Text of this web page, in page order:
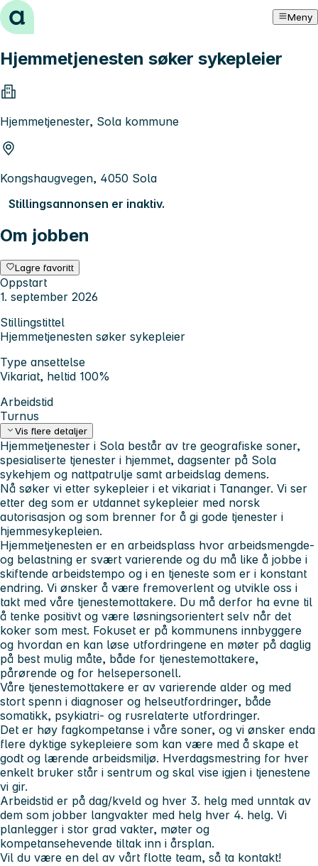
Hopp til innhold Meny
Hjemmetjenesten søker sykepleier
Hjemmetjenester, Sola kommune
Kongshaugvegen, 4050 Sola
Stillingsannonsen er inaktiv.
Om jobben
Lagre favoritt
Oppstart
1. september 2026
Stillingstittel
Hjemmetjenesten søker sykepleier
Type ansettelse
Vikariat, heltid 100%
Arbeidstid
Turnus
Vis flere detaljer
Hjemmetjenester i Sola består av tre geografiske soner,
spesialiserte tjenester i hjemmet, dagsenter på Sola
sykehjem og nattpatrulje samt arbeidslag demens.
Nå søker vi etter sykepleier i et vikariat i Tananger. Vi ser
etter deg som er utdannet sykepleier med norsk
autorisasjon og som brenner for å gi gode tjenester i
hjemmesykepleien.
Hjemmetjenesten er en arbeidsplass hvor arbeidsmengde-
og belastning er svært varierende og du må like å jobbe i
skiftende arbeidstempo og i en tjeneste som er i konstant
endring. Vi ønsker å være fremoverlent og utvikle oss i
takt med våre tjenestemottakere. Du må derfor ha evne til
å tenke positivt og være løsningsorientert selv når det
koker som mest. Fokuset er på kommunens innbyggere
og hvordan en kan løse utfordringene en møter på daglig
på best mulig måte, både for tjenestemottakere,
pårørende og for helsepersonell.
Våre tjenestemottakere er av varierende alder og med
stort spenn i diagnoser og helseutfordringer, både
somatikk, psykiatri- og rusrelaterte utfordringer.
Det er høy fagkompetanse i våre soner, og vi ønsker enda
flere dyktige sykepleiere som kan være med å skape et
godt og lærende arbeidsmiljø. Hverdagsmestring for hver
enkelt bruker står i sentrum og skal vise igjen i tjenestene
vi gir.
Arbeidstid er på dag/kveld og hver 3. helg med unntak av
dem som jobber langvakter med helg hver 4. helg. Vi
planlegger i stor grad vakter, møter og
kompetansehevende tiltak inn i årsplan.
Vil du være en del av vårt flotte team, så ta kontakt!